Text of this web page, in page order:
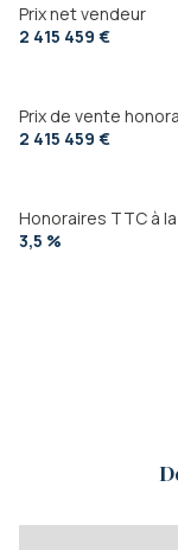
Prix net vendeur
2 415 459 €
Prix de vente
2 415 459 €
Honoraires TTC à
3,5 %